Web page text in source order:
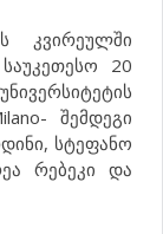
კვირეულში
20
შემდეგი
სტეფანო
რებეკი და